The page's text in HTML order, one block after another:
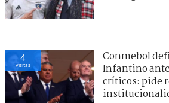
4
visitas
Conmebol
Infantino
críticos: pide